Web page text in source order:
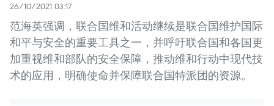
26/10/2021 03:17
范海英强调，联合国维和活动继续是联合国维护国际
和平与安全的重要工具之一，并呼吁联合国和各国更
加重视维和部队的安全保障，推动维和行动中现代技
术的应用，明确使命并保障联合国特派团的资源。